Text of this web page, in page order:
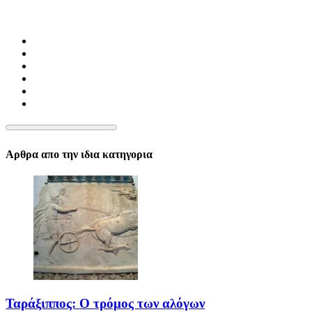
Αρθρα απο την ιδια κατηγορια
Ταράξιππος: Ο τρόμος των αλόγων